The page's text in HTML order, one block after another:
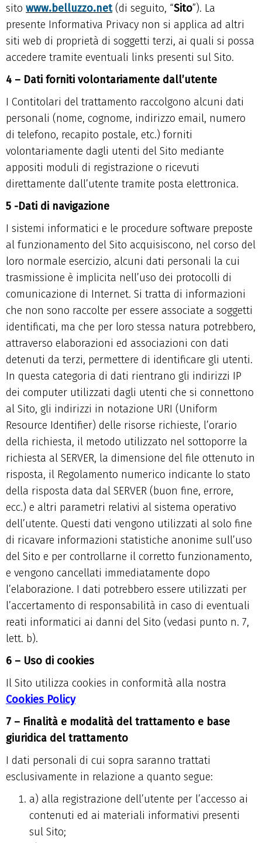
sito www.belluzzo.net(di seguito, “Sito”). La
presente Informativa Privacy non si applica ad altri
siti web di proprietà di soggetti terzi, ai quali si possa
accedere tramite eventuali links presenti sul Sito.
4 – Dati forniti volontariamente dall’utente
I Contitolari del trattamento raccolgono alcuni dati
personali (nome, cognome, indirizzo email, numero
di telefono, recapito postale, etc.) forniti
volontariamente dagli utenti del Sito mediante
appositi moduli di registrazione o ricevuti
direttamente dall’utente tramite posta elettronica.
5 -Dati di navigazione
I sistemi informatici e le procedure software preposte
al funzionamento del Sito acquisiscono, nel corso del
loro normale esercizio, alcuni dati personali la cui
trasmissione è implicita nell’uso dei protocolli di
comunicazione di Internet. Si tratta di informazioni
che non sono raccolte per essere associate a soggetti
identificati, ma che per loro stessa natura potrebbero,
attraverso elaborazioni ed associazioni con dati
detenuti da terzi, permettere di identificare gli utenti.
In questa categoria di dati rientrano gli indirizzi IP
dei computer utilizzati dagli utenti che si connettono
al Sito, gli indirizzi in notazione URI (Uniform
Resource Identifier) delle risorse richieste, l’orario
della richiesta, il metodo utilizzato nel sottoporre la
richiesta al SERVER, la dimensione del file ottenuto in
risposta, il Regolamento numerico indicante lo stato
della risposta data dal SERVER (buon fine, errore,
ecc.) e altri parametri relativi al sistema operativo
dell’utente. Questi dati vengono utilizzati al solo fine
di ricavare informazioni statistiche anonime sull’uso
del Sito e per controllarne il corretto funzionamento,
e vengono cancellati immediatamente dopo
l’elaborazione. I dati potrebbero essere utilizzati per
l’accertamento di responsabilità in caso di eventuali
reati informatici ai danni del Sito (vedasi punto n. 7,
lett. b).
6 – Uso di cookies
Il Sito utilizza cookies in conformità alla nostra
Cookies Policy
7 – Finalità e modalità del trattamento e base
giuridica del trattamento
I dati personali di cui sopra saranno trattati
esclusivamente in relazione a quanto segue:
a) alla registrazione dell’utente per l’accesso ai
contenuti ed ai materiali informativi presenti
sul Sito;